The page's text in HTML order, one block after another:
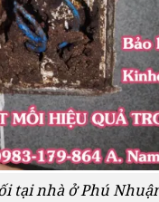
tại nhà ở Phú